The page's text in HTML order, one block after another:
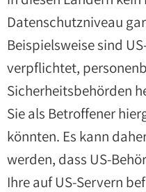
Datenschutzniveau
Beispielsweise sind
verpflichtet,
Sicherheitsbehörden
Sie als Betroffener
könnten. Es kann
werden, dass US-
Ihre auf US-Servern